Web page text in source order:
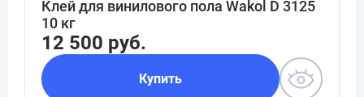
Клей для винилового пола Wakol D 3125
10 кг
12 500 руб.
Купить